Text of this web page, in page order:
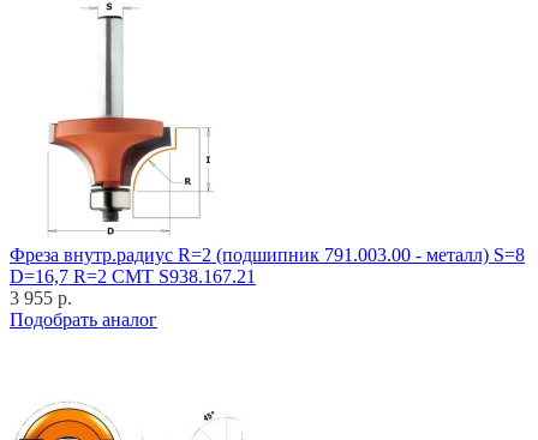
Фреза внутр.радиус R=2 (подшипник 791.003.00 - металл) S=8
D=16,7 R=2 CMT S938.167.21
3 955 р.
Подобрать аналог